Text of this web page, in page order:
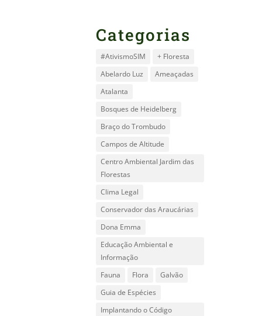
Categorias
#AtivismoSIM
+ Floresta
Abelardo Luz
Ameaçadas
Atalanta
Bosques de Heidelberg
Braço do Trombudo
Campos de Altitude
Centro Ambiental Jardim das
Florestas
Clima Legal
Conservador das Araucárias
Dona Emma
Educação Ambiental e
Informação
Fauna
Flora
Galvão
Guia de Espécies
Implantando o Código